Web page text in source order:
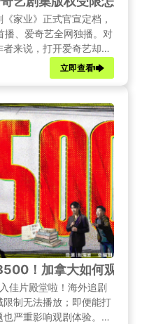
家业》正式官宣定档，
、爱奇艺全网独播。对
来说，打开爱奇艺却提
无法观看"。别着急，
新资讯，并提供一套完整
立即查看
！加拿大如何观看
佳片殿堂啦！海外追剧
制无法播放；即便能打
严重影响观剧体验。别